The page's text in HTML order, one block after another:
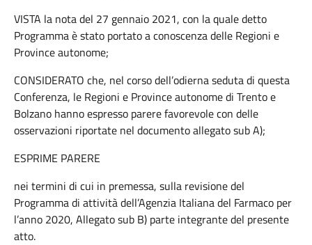
VISTA la nota del 27 gennaio 2021, con la quale detto
Programma è stato portato a conoscenza delle Regioni e
Province autonome;
CONSIDERATO che, nel corso dell’odierna seduta di questa
Conferenza, le Regioni e Province autonome di Trento e
Bolzano hanno espresso parere favorevole con delle
osservazioni riportate nel documento allegato sub A);
ESPRIME PARERE
nei termini di cui in premessa, sulla revisione del
Programma di attività dell’Agenzia Italiana del Farmaco per
l’anno 2020, Allegato sub B) parte integrante del presente
atto.